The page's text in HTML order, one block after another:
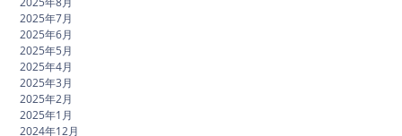
2025年7月
2025年6月
2025年5月
2025年4月
2025年3月
2025年2月
2025年1月
2024年12月